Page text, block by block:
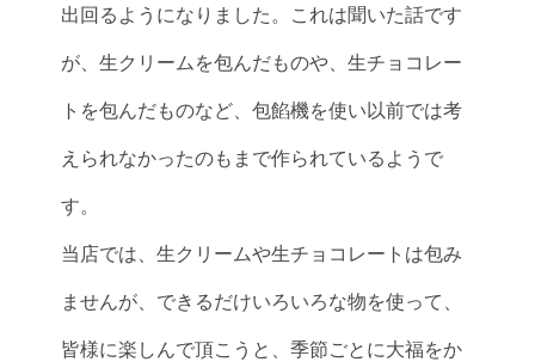
出回るようになりました。これは聞いた話です
が、生クリームを包んだものや、生チョコレー
トを包んだものなど、包餡機を使い以前では考
えられなかったのもまで作られているようで
す。
当店では、生クリームや生チョコレートは包み
ませんが、できるだけいろいろな物を使って、
皆様に楽しんで頂こうと、季節ごとに大福をか